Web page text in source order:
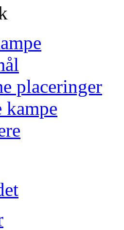
placeringer